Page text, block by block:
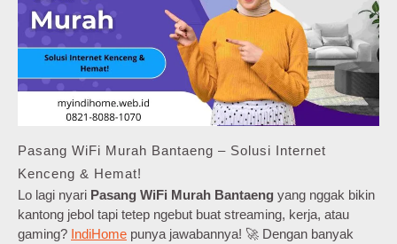
Pasang WiFi Murah Bantaeng – Solusi Internet
Kenceng & Hemat!
Lo lagi nyari Pasang WiFi Murah Bantaeng yang nggak bikin
kantong jebol tapi tetep ngebut buat streaming, kerja, atau
gaming? IndiHome punya jawabannya! 🚀 Dengan banyak